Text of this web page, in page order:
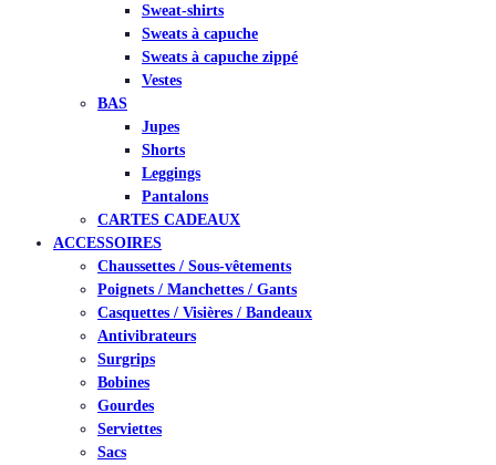
Sweat-shirts
Sweats à capuche
Sweats à capuche zippé
Vestes
BAS
Jupes
Shorts
Leggings
Pantalons
CARTES CADEAUX
ACCESSOIRES
Chaussettes / Sous-vêtements
Poignets / Manchettes / Gants
Casquettes / Visières / Bandeaux
Antivibrateurs
Surgrips
Bobines
Gourdes
Serviettes
Sacs